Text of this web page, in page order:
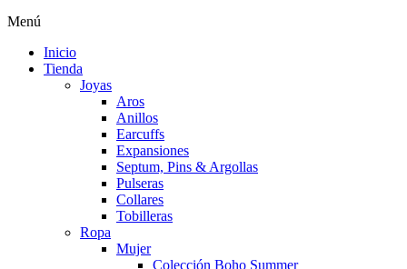
Menú
Inicio
Tienda
Joyas
Aros
Anillos
Earcuffs
Expansiones
Septum, Pins & Argollas
Pulseras
Collares
Tobilleras
Ropa
Mujer
Colección Boho Summer